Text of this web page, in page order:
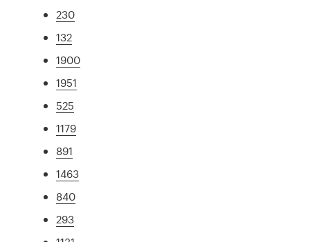
230
132
1900
1951
525
1179
891
1463
840
293